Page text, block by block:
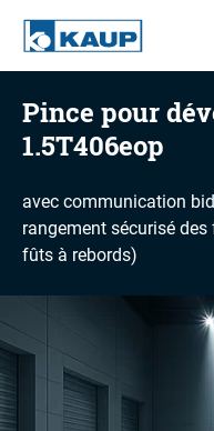
Recherchez KAUP
Langue
Accessoires
Services
Centre d'informations
Carrière chez KAUP
Pince pour
1.5T406eop
avec communication
rangement sécurisé
fûts à rebords)